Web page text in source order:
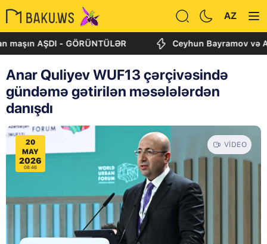
AZ
AŞDI - GÖRÜNTÜLƏR Ceyhun Bayramov və Andrey
Anar Quliyev WUF13 çərçivəsində
gündəmə gətirilən məsələlərdən
danışdı
20
MAY
2026
08:46
VIDEO